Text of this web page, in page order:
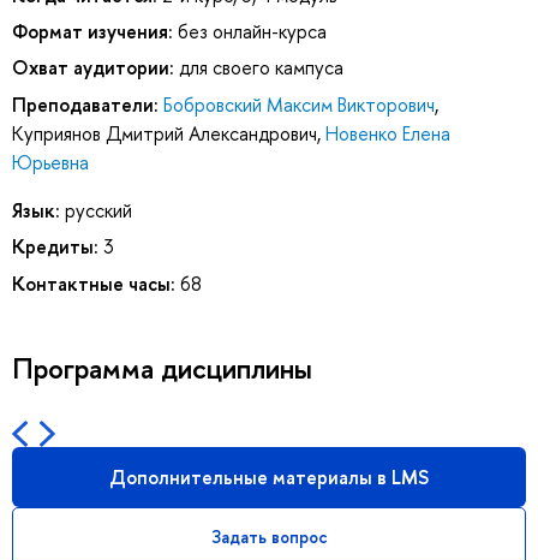
Формат изучения: без онлайн-курса
Охват аудитории: для своего кампуса
Преподаватели: Бобровский Максим Викторович,
Куприянов Дмитрий Александрович,Новенко Елена
Юрьевна
Язык: русский
Кредиты: 3
Контактные часы: 68
Программа дисциплины
Дополнительные материалы в LMS
Задать вопрос